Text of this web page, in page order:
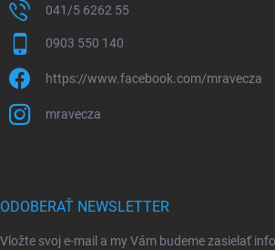
041/5 6262 55
0903 550 140
https://www.facebook.com/mravecza
mravecza
ODOBERAŤ NEWSLETTER
Vložte svoj e-mail a my Vám budeme zasielať